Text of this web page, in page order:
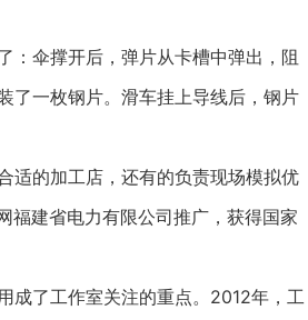
伞撑开后，弹片从卡槽中弹出，阻
了一枚钢片。滑车挂上导线后，钢片
的加工店，还有的负责现场模拟优
建省电力有限公司推广，获得国家
了工作室关注的重点。2012年，工